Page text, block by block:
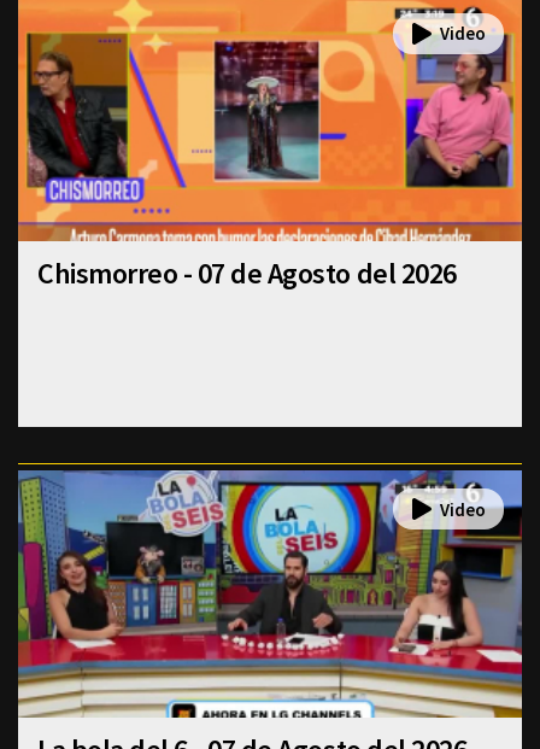
Chismorreo - 07 de Agosto del 2026